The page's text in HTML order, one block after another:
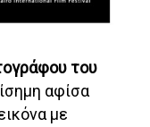
του
αφίσα
με